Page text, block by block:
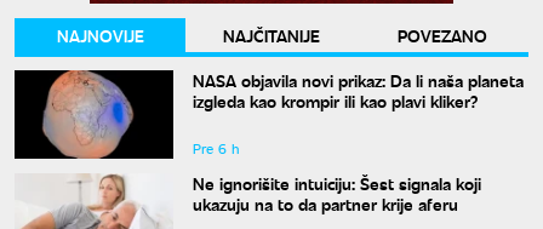
NAJNOVIJE NAJČITANIJE
POVEZANO
NASA objavila novi prikaz: Da li naša planeta
izgleda kao krompir ili kao plavi kliker?
Pre 6 h
Ne ignorišite intuiciju: Šest signala koji
ukazuju na to da partner krije aferu